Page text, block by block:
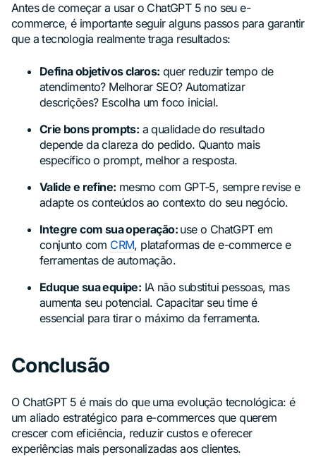
Antes de começar a usar o ChatGPT 5 no seu e-
commerce, é importante seguir alguns passos para garantir
que a tecnologia realmente traga resultados:
Defina objetivos claros: quer reduzir tempo de
atendimento? Melhorar SEO? Automatizar
descrições? Escolha um foco inicial.
Crie bons prompts: a qualidade do resultado
depende da clareza do pedido. Quanto mais
específico o prompt, melhor a resposta.
Valide e refine: mesmo com GPT-5, sempre revise e
adapte os conteúdos ao contexto do seu negócio.
Integre com sua operação: use o ChatGPT em
conjunto com CRM, plataformas de e-commerce e
ferramentas de automação.
Eduque sua equipe: IA não substitui pessoas, mas
aumenta seu potencial. Capacitar seu time é
essencial para tirar o máximo da ferramenta.
Conclusão
O ChatGPT 5 é mais do que uma evolução tecnológica: é
um aliado estratégico para e-commerces que querem
crescer com eficiência, reduzir custos e oferecer
experiências mais personalizadas aos clientes.